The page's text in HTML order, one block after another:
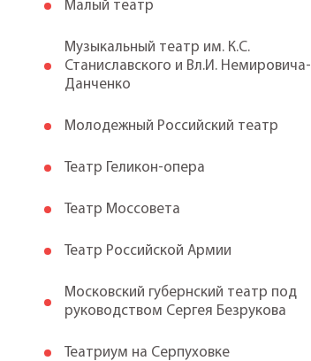
Малый театр
Музыкальный театр им. К.С.
Станиславского и Вл.И. Немировича-
Данченко
Молодежный Российский театр
Театр Геликон-опера
Театр Моссовета
Театр Российской Армии
Московский губернский театр под
руководством Сергея Безрукова
Театриум на Серпуховке